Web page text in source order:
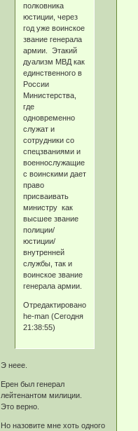
полковника
юстиции, через
год уже воинское
звание генерала
армии. Этакий
дуализм МВД как
единственного в
России
Министерства,
где
одновременно
служат и
сотрудники со
спецзваниями и
военнослужащие
с воинскими дает
право
присваивать
министру как
высшее звание
полиции/
юстиции/
внутренней
службы, так и
воинское звание
генерала армии.
Отредактировано
he-man (Сегодня
21:38:55)
Э неее.
Ерен был генерал
лейтенантом милиции.
Это верно.
Но назовите мне хоть одного